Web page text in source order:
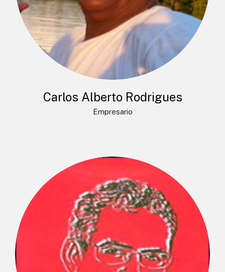
Carlos Alberto Rodrigues
Empresario